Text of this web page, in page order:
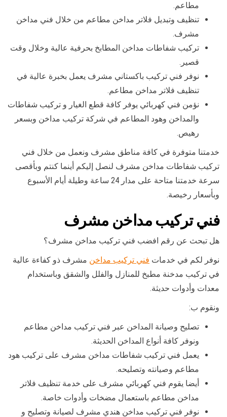
مطاعم.
تنظيف وتبديل فلاتر مداخن مطاعم من خلال فني مداخن
مشرف.
تركيب شفاطات مداخن المطابخ بحرفية عالية وخلال وقت
قصير.
نوفر فني تركيب باكستاني مشرف يعمل بخبرة عالية في
تنظيف فلاتر مداخن مطاعم.
نؤمن فني كهربائي يوفر كافة قطع الغيار و تركيب شفاطات
والمداخن وهود المطاعم في شركة تركيب مداخن وبسعر
رهيص.
خدمتنا متوفرة في كافة مناطق مشرف ونعمل من خلال فني
تركيب شفاطات مداخن مشرف لنصل إليكم أينما كنتم وبأقصى
سرعة خدمتنا متاحة على مدار 24 ساعة وطيلة أيام الأسبوع
وبأسعار رخيصة.
فني تركيب مداخن مشرف
هل تبحث عن رقم افضب فني تركيب مداخن مشرف؟
نوفر لكم في خدمات فني تركيب مداخن مشرف ذو كفاءة عالية
في تركيب مدخنة مطبخ للمنازل والفلل والشقق وباستخدام
معدات وأدوات حديثة.
ونقوم ب:
تصليح وصيانة المداخن عبر فني تركيب مداخن مطاعم
ونوفر كافة أنواع المداخن الحديثة.
يعمل فني تركيب شفاطات مداخن مشرف على تركيب هود
مطاعم وصيانته وتصليحه.
أيضا يقوم فني كهربائي مشرف على خدمة تنظيف فلاتر
مداخن مطاعم باستعمال مضخات وأدوات خاصة.
نوفر فني تركيب مداخن هندي مشرف لصيانة وتصليح و